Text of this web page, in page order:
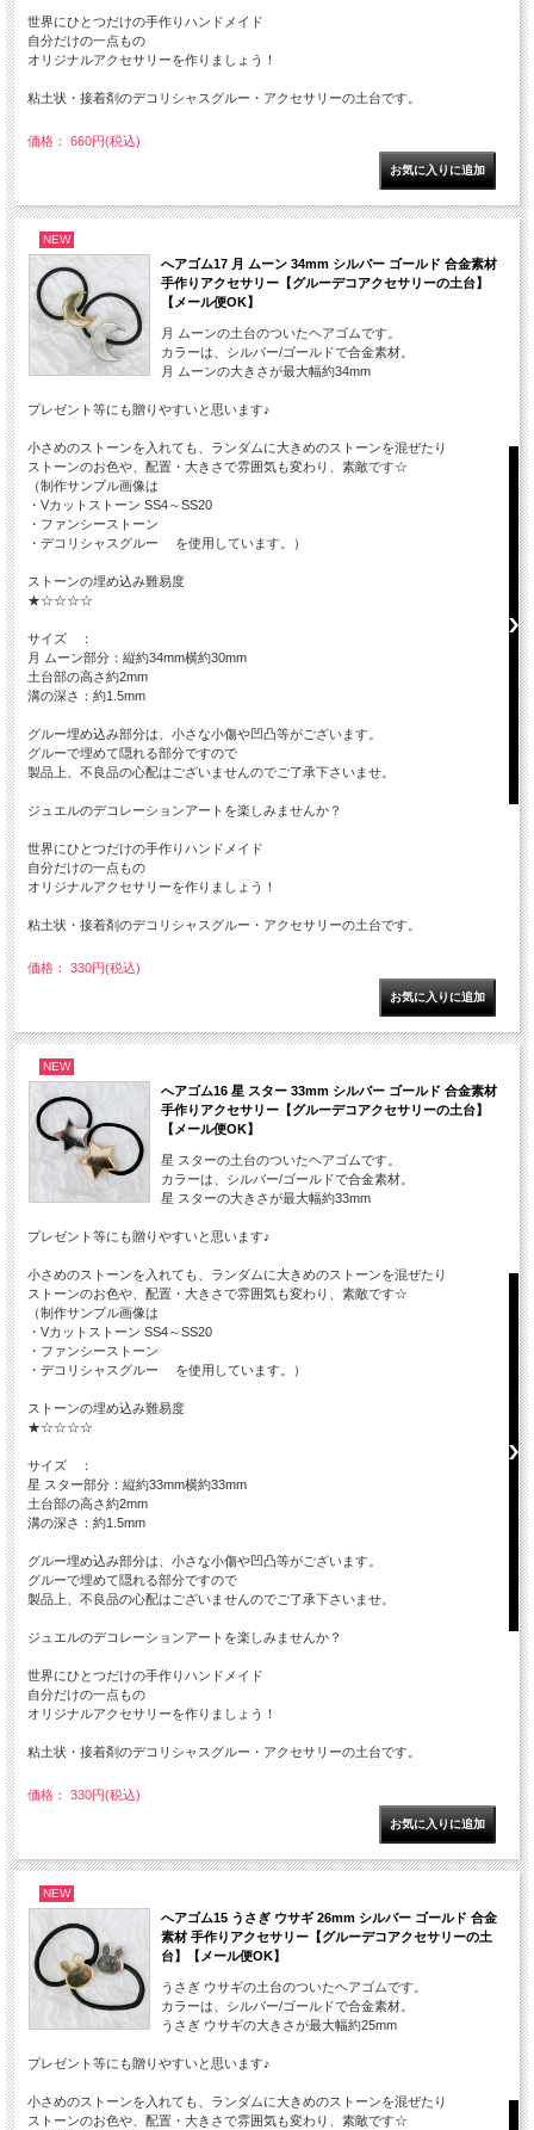
世界にひとつだけの手作りハンドメイド
自分だけの一点もの
オリジナルアクセサリーを作りましょう！
粘土状・接着剤のデコリシャスグルー・アクセサリーの土台です。
価格： 660円(税込)
NEW
へアゴム17 月 ムーン 34mm シルバー ゴールド 合金素材
手作りアクセサリー【グルーデコアクセサリーの土台】
【メール便OK】
月 ムーンの土台のついたヘアゴムです。
カラーは、シルバー/ゴールドで合金素材。
月 ムーンの大きさが最大幅約34mm
プレゼント等にも贈りやすいと思います♪
小さめのストーンを入れても、ランダムに大きめのストーンを混ぜたり
ストーンのお色や、配置・大きさで雰囲気も変わり、素敵です☆
（制作サンプル画像は
・Vカットストーン SS4～SS20
・ファンシーストーン
・デコリシャスグルー を使用しています。）
ストーンの埋め込み難易度
★☆☆☆☆
サイズ ：
月 ムーン部分：縦約34mm横約30mm
土台部の高さ約2mm
溝の深さ：約1.5mm
グルー埋め込み部分は、小さな小傷や凹凸等がございます。
グルーで埋めて隠れる部分ですので
製品上、不良品の心配はございませんのでご了承下さいませ。
ジュエルのデコレーションアートを楽しみませんか？
世界にひとつだけの手作りハンドメイド
自分だけの一点もの
オリジナルアクセサリーを作りましょう！
粘土状・接着剤のデコリシャスグルー・アクセサリーの土台です。
価格： 330円(税込)
NEW
へアゴム16 星 スター 33mm シルバー ゴールド 合金素材
手作りアクセサリー【グルーデコアクセサリーの土台】
【メール便OK】
星 スターの土台のついたヘアゴムです。
カラーは、シルバー/ゴールドで合金素材。
星 スターの大きさが最大幅約33mm
プレゼント等にも贈りやすいと思います♪
小さめのストーンを入れても、ランダムに大きめのストーンを混ぜたり
ストーンのお色や、配置・大きさで雰囲気も変わり、素敵です☆
（制作サンプル画像は
・Vカットストーン SS4～SS20
・ファンシーストーン
・デコリシャスグルー を使用しています。）
ストーンの埋め込み難易度
★☆☆☆☆
サイズ ：
星 スター部分：縦約33mm横約33mm
土台部の高さ約2mm
溝の深さ：約1.5mm
グルー埋め込み部分は、小さな小傷や凹凸等がございます。
グルーで埋めて隠れる部分ですので
製品上、不良品の心配はございませんのでご了承下さいませ。
ジュエルのデコレーションアートを楽しみませんか？
世界にひとつだけの手作りハンドメイド
自分だけの一点もの
オリジナルアクセサリーを作りましょう！
粘土状・接着剤のデコリシャスグルー・アクセサリーの土台です。
価格： 330円(税込)
NEW
へアゴム15 うさぎ ウサギ 26mm シルバー ゴールド 合金
素材 手作りアクセサリー【グルーデコアクセサリーの土
台】【メール便OK】
うさぎ ウサギの土台のついたヘアゴムです。
カラーは、シルバー/ゴールドで合金素材。
うさぎ ウサギの大きさが最大幅約25mm
プレゼント等にも贈りやすいと思います♪
小さめのストーンを入れても、ランダムに大きめのストーンを混ぜたり
ストーンのお色や、配置・大きさで雰囲気も変わり、素敵です☆